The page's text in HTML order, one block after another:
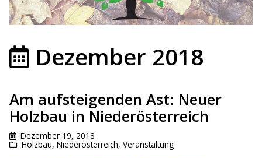
Dezember 2018
Am aufsteigenden Ast: Neuer
Holzbau in Niederösterreich
Dezember 19, 2018
Holzbau, Niederösterreich, Veranstaltung